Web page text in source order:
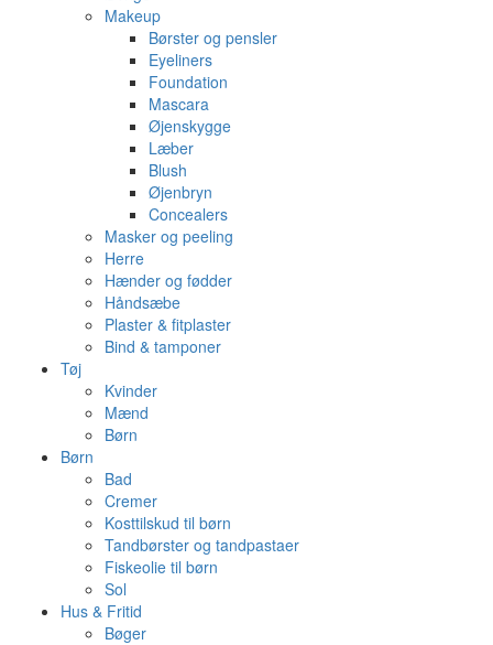
Makeup
Børster og pensler
Eyeliners
Foundation
Mascara
Øjenskygge
Læber
Blush
Øjenbryn
Concealers
Masker og peeling
Herre
Hænder og fødder
Håndsæbe
Plaster & fitplaster
Bind & tamponer
Tøj
Kvinder
Mænd
Børn
Børn
Bad
Cremer
Kosttilskud til børn
Tandbørster og tandpastaer
Fiskeolie til børn
Sol
Hus & Fritid
Bøger